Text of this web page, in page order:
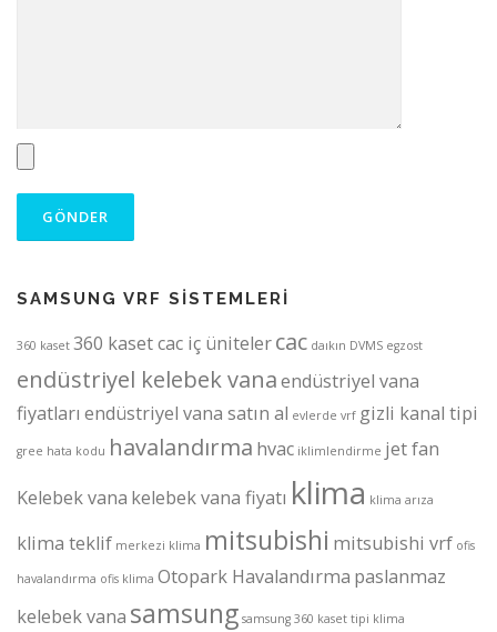
SAMSUNG VRF SİSTEMLERİ
360 kaset 360 kaset cac iç ünitelercac daıkın DVMS egzost
endüstriyel kelebek vanaendüstriyel vana
fiyatları endüstriyel vana satın al evlerde vrf gizli kanal tipi
gree hata kodu havalandırma hvac iklimlendirme jet fan
Kelebek vana kelebek vana fiyatı klima klima arıza
klima teklif merkezi klima mitsubishi mitsubishi vrf ofis
havalandırma ofis klima Otopark Havalandırma paslanmaz
kelebek vana samsung samsung 360 kaset tipi klima